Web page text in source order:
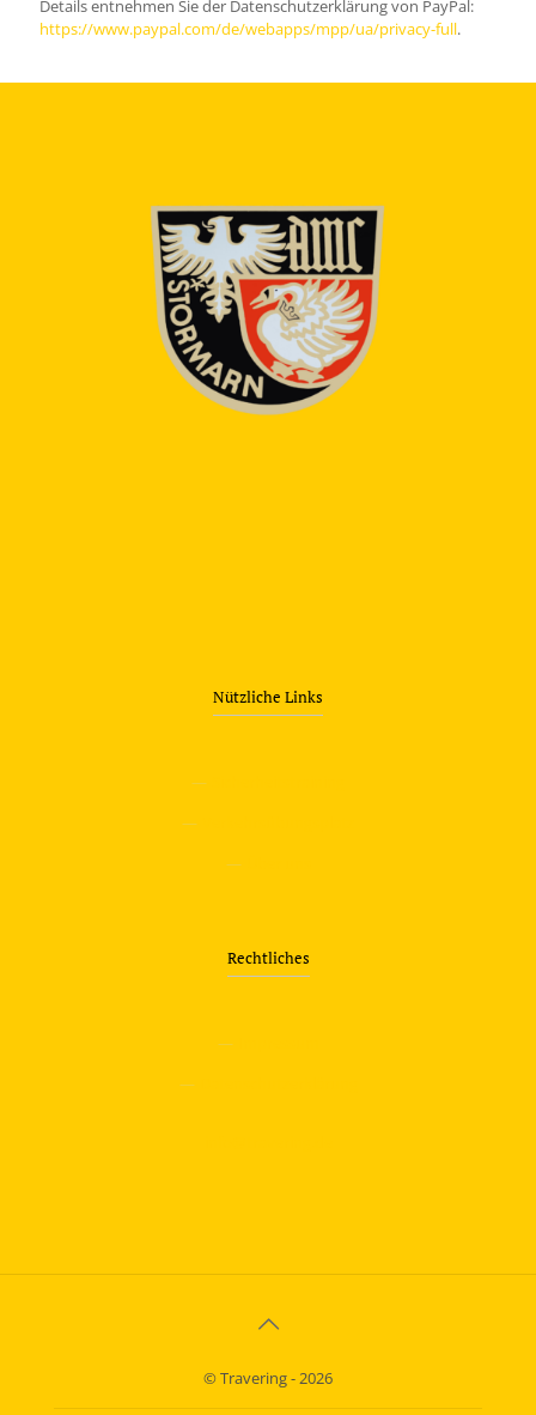
Details entnehmen Sie der Datenschutzerklärung von PayPal:
https://www.paypal.com/de/webapps/mpp/ua/privacy-full.
Nützliche Links
—
—
—
Rechtliches
—
—
© Travering - 2026